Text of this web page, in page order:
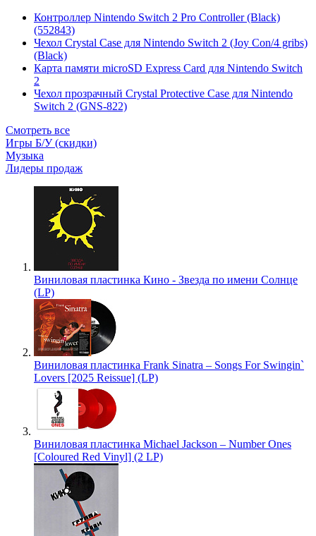
Контроллер Nintendo Switch 2 Pro Controller (Black)
(552843)
Чехол Сrystal Сase для Nintendo Switch 2 (Joy Con/4 gribs)
(Black)
Карта памяти microSD Express Card для Nintendo Switch
2
Чехол прозрачный Crystal Protective Case для Nintendo
Switch 2 (GNS-822)
Смотреть все
Игры Б/У (скидки)
Музыка
Лидеры продаж
Виниловая пластинка Кино - Звезда по имени Солнце
(LP)
Виниловая пластинка Frank Sinatra – Songs For Swingin`
Lovers [2025 Reissue] (LP)
Виниловая пластинка Michael Jackson – Number Ones
[Coloured Red Vinyl] (2 LP)